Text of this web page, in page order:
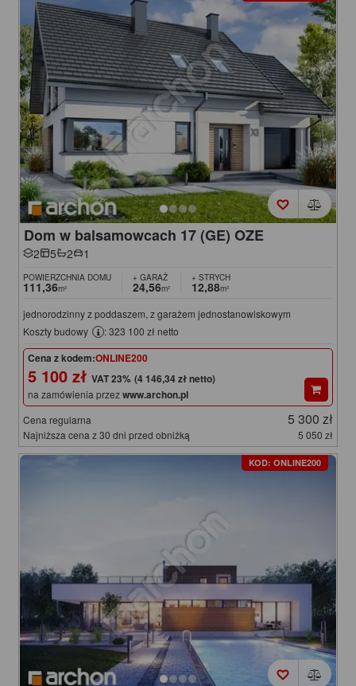
Dom w balsamowcach 17 (GE) OZE
2 5 2 1
POWIERZCHNIA DOMU
111,36m²
+ GARAŻ
24,56m²
+ STRYCH
12,88m²
jednorodzinny z poddaszem, z garażem jednostanowiskowym
Koszty budowy
: 323 100 zł netto
Cena z kodem:ONLINE200
5 100 zł (4 146,34 zł netto)
na zamówienia przezwww.archon.pl
Cena regularna 5 300 zł
Najniższa cena z 30 dni przed obniżką 5 050 zł
KOD: ONLINE200